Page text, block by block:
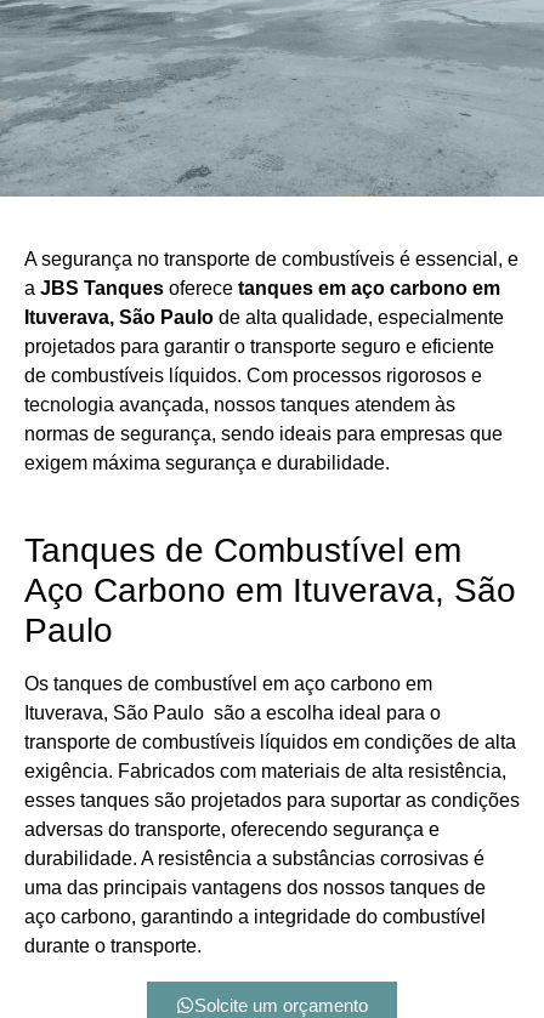
A segurança no transporte de combustíveis é essencial, e
a JBS Tanques oferece tanques em aço carbono em
Ituverava, São Paulo de alta qualidade, especialmente
projetados para garantir o transporte seguro e eficiente
de combustíveis líquidos. Com processos rigorosos e
tecnologia avançada, nossos tanques atendem às
normas de segurança, sendo ideais para empresas que
exigem máxima segurança e durabilidade.
Tanques de Combustível em
Aço Carbono em Ituverava, São
Paulo
Os tanques de combustível em aço carbono em
Ituverava, São Paulo são a escolha ideal para o
transporte de combustíveis líquidos em condições de alta
exigência. Fabricados com materiais de alta resistência,
esses tanques são projetados para suportar as condições
adversas do transporte, oferecendo segurança e
durabilidade. A resistência a substâncias corrosivas é
uma das principais vantagens dos nossos tanques de
aço carbono, garantindo a integridade do combustível
durante o transporte.
Solcite um orçamento